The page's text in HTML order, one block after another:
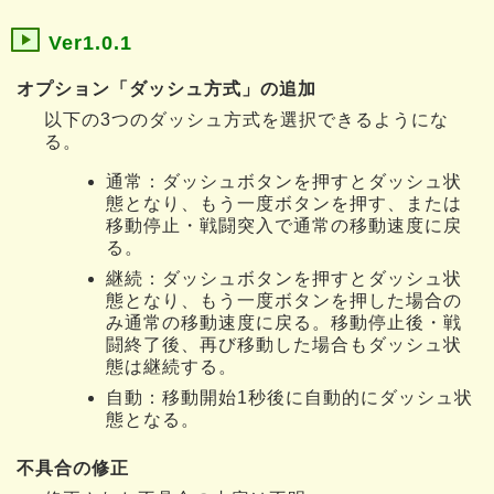
Ver1.0.1
オプション「ダッシュ方式」の追加
以下の3つのダッシュ方式を選択できるようにな
る。
通常：ダッシュボタンを押すとダッシュ状
態となり、もう一度ボタンを押す、または
移動停止・戦闘突入で通常の移動速度に戻
る。
継続：ダッシュボタンを押すとダッシュ状
態となり、もう一度ボタンを押した場合の
み通常の移動速度に戻る。移動停止後・戦
闘終了後、再び移動した場合もダッシュ状
態は継続する。
自動：移動開始1秒後に自動的にダッシュ状
態となる。
不具合の修正